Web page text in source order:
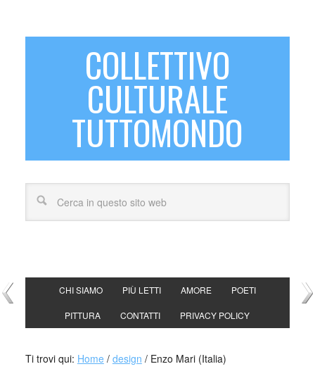
COLLETTIVO
CULTURALE
TUTTOMONDO
CHI SIAMO PIÙ LETTI AMORE POETI
PITTURA CONTATTI PRIVACY POLICY
Ti trovi qui: Home / design /Enzo Mari (Italia)